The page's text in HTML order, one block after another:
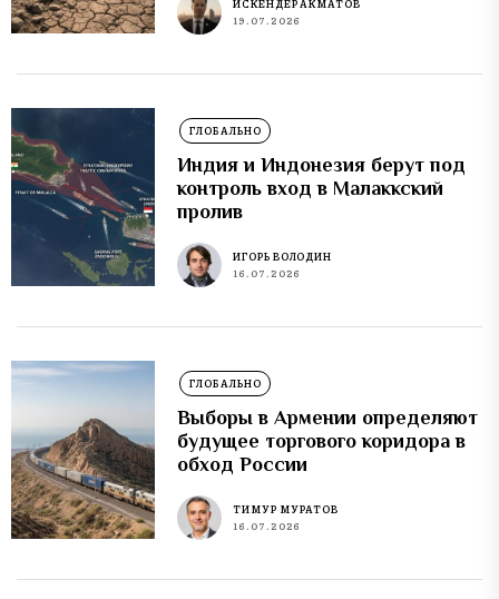
ИСКЕНДЕР АКМАТОВ
19.07.2026
ГЛОБАЛЬНО
Индия и Индонезия берут под
контроль вход в Малаккский
пролив
ИГОРЬ ВОЛОДИН
16.07.2026
ГЛОБАЛЬНО
Выборы в Армении определяют
будущее торгового коридора в
обход России
ТИМУР МУРАТОВ
16.07.2026